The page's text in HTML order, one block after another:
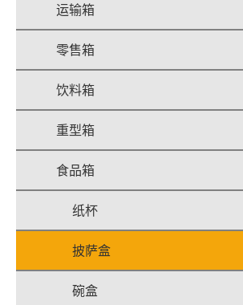
运输箱
零售箱
饮料箱
重型箱
食品箱
纸杯
披萨盒
碗盒